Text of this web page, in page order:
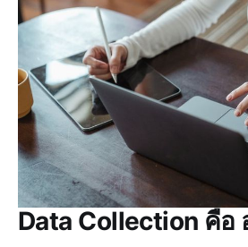
Data Collection คือ